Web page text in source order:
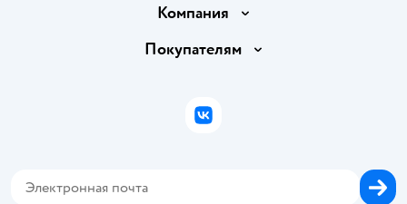
Доставка и оплата
Правила продажи
Политика использования файлов cookie
Компания
Вакансии
Покупателям
Бонусные карты
ВКонтакте